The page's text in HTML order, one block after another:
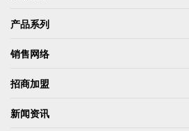
产品系列
销售网络
招商加盟
新闻资讯